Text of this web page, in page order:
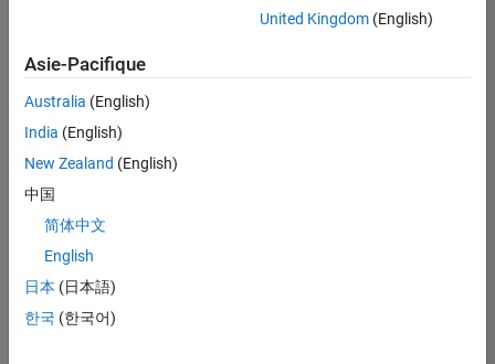
lieu
pour
l’ensemble
des
opportunités
votre
région.
Senior Software Quality Engineer
Senior
United Kingdom(English)
Asie-Pacifique
Australia (English)
India (English)
New Zealand (English)
中国
简体中文
English
日本 (日本語)
한국 (한국어)